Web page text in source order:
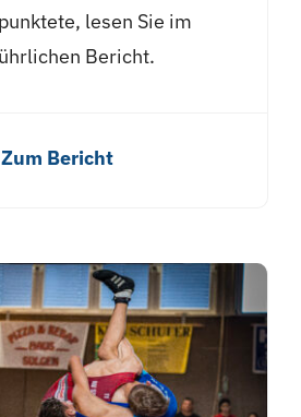
lesen Sie im
Bericht.
Zum Bericht